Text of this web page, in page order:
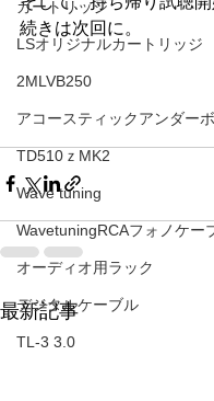
カートリッジ
LSオリジナルカートリッジ
2MLVB250
アコースティックアンダー
TD510ｚMK2
Wave tuning
WavetuningRCAフォノケー
オーディオ用ラック
デジタルケーブル
TL-3 3.0
続きは次回に。
最新記事